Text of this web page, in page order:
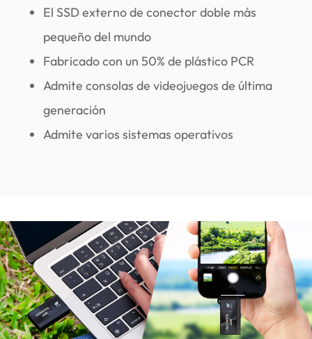
El SSD externo de conector doble más
pequeño del mundo
Fabricado con un 50% de plástico PCR
Admite consolas de videojuegos de última
generación
Admite varios sistemas operativos